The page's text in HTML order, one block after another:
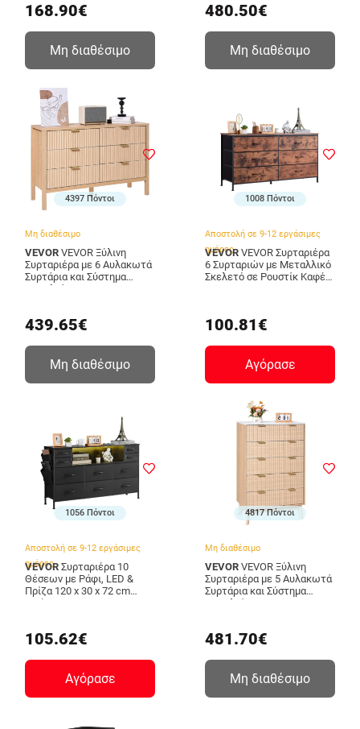
168.90€
Μη διαθέσιμο
480.50€
Μη διαθέσιμο
4397 Πόντοι
Μη διαθέσιμο
VEVOR
Συρταριέρα με 6 Αυλακωτά
Συρτάρια και Σύστημα
Ασφαλείας
439.65€
Μη διαθέσιμο
1008 Πόντοι
Αποστολή σε 9-12 εργάσιμες
ημέρες
VEVOR
6 Συρταριών με Μεταλλικό
Σκελετό σε Ρουστίκ Καφέ
100.81€
Αγόρασε
1056 Πόντοι
Αποστολή σε 9-12 εργάσιμες
ημέρες
VEVOR
Θέσεων με Ράφι, LED &
Πρίζα 120 x 30 x 72 cm
Μαύρο
105.62€
Αγόρασε
4817 Πόντοι
Μη διαθέσιμο
VEVOR
Συρταριέρα με 5 Αυλακωτά
Συρτάρια και Σύστημα
Ασφαλείας
481.70€
Μη διαθέσιμο